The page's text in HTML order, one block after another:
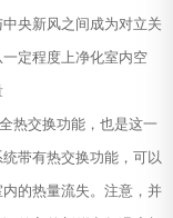
央新风之间成为对立关
定程度上净化室内空
热交换功能，也是这一
带有热交换功能，可以
的热量流失。注意，并